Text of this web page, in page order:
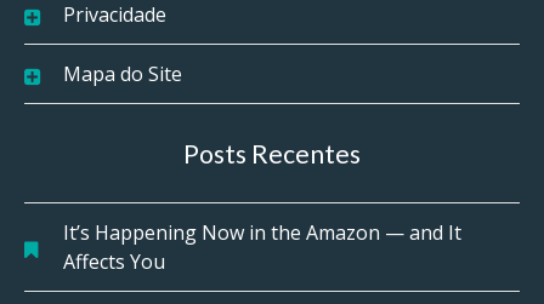
Privacidade
Mapa do Site
Posts Recentes
It’s Happening Now in the Amazon — and It
Affects You